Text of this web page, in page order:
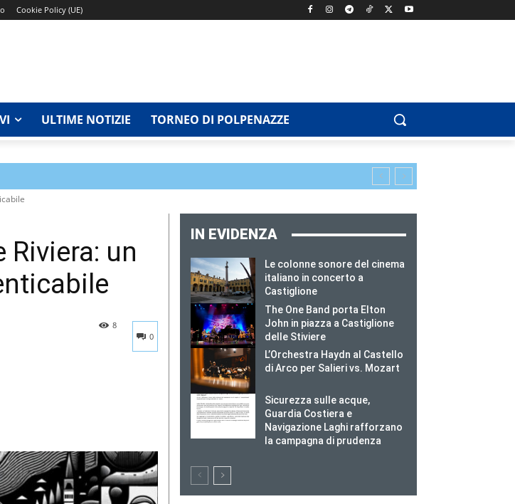
Cookie Policy (UE)
ULTIME NOTIZIE TORNEO DI POLPENAZZE
un
0
8
IN EVIDENZA
Le colonne sonore del cinema
italiano in concerto a
Castiglione
The One Band porta Elton
John in piazza a Castiglione
delle Stiviere
L’Orchestra Haydn al Castello
di Arco per Salieri vs. Mozart
Sicurezza sulle acque,
Guardia Costiera e
Navigazione Laghi rafforzano
la campagna di prudenza